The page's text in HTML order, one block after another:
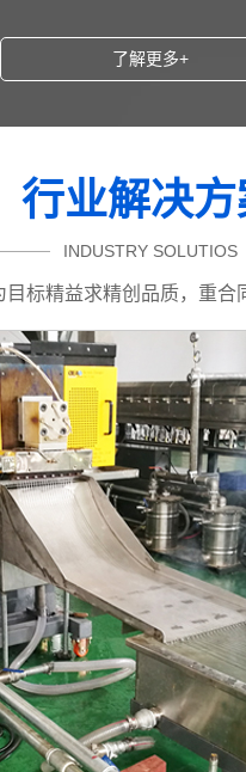
了解更多+
行业解决
INDUSTRY SOLUTIOS
标精益求精创品质，重合